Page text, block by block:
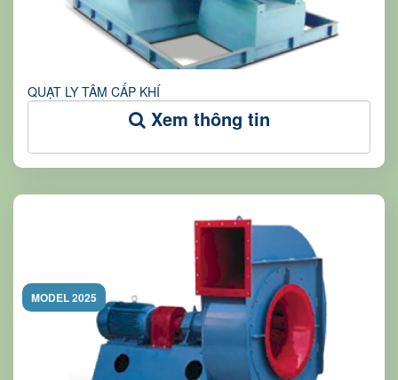
QUẠT LY TÂM CẤP KHÍ
Xem thông tin
MODEL 2025